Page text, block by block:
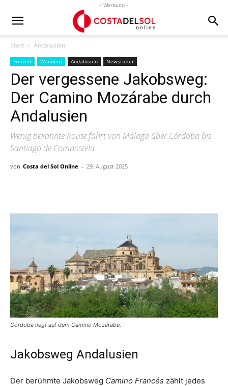
- Werbung -
Start Andalusien
Freizeit Wandern Andalusien Newsticker
Der vergessene Jakobsweg:
Der Camino Mozárabe durch
Andalusien
Wenig bekannte Route führt von Málaga über Córdoba bis
Santiago de Compostela
von Costa del Sol Online - 29. August 2025
Córdoba liegt auf dem Camino Mozárabe.
Jakobsweg Andalusien
Der berühmte Jakobsweg Camino Francés zählt jedes